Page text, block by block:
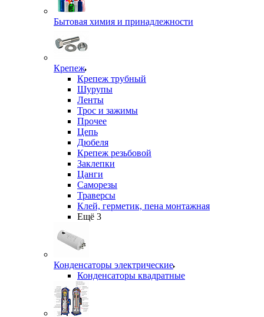
Бытовая химия и принадлежности
Крепеж
Крепеж трубный
Шурупы
Ленты
Трос и зажимы
Прочее
Цепь
Дюбеля
Крепеж резьбовой
Заклепки
Цанги
Саморезы
Траверсы
Клей, герметик, пена монтажная
Ещё 3
Конденсаторы электрические
Конденсаторы квадратные